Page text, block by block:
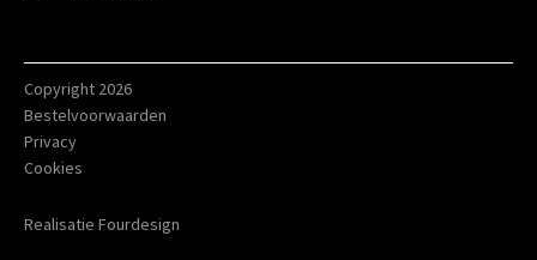
Copyright 2026
Bestelvoorwaarden
Privacy
Cookies
Realisatie Fourdesign